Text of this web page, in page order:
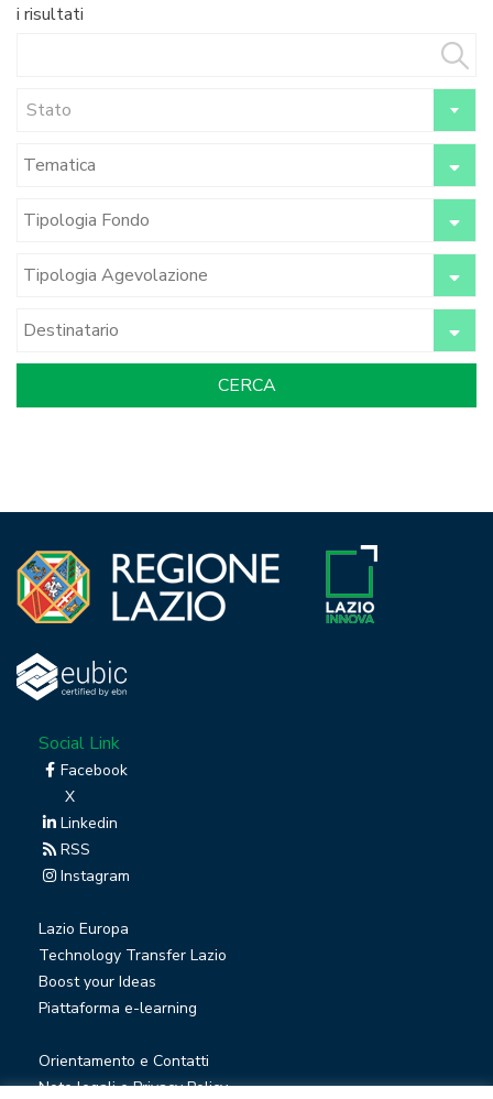
i risultati
Stato
Social Link
Facebook
X
Linkedin
RSS
Instagram
Lazio Europa
Technology Transfer Lazio
Boost your Ideas
Piattaforma e-learning
Orientamento e Contatti
Note legali e Privacy Policy